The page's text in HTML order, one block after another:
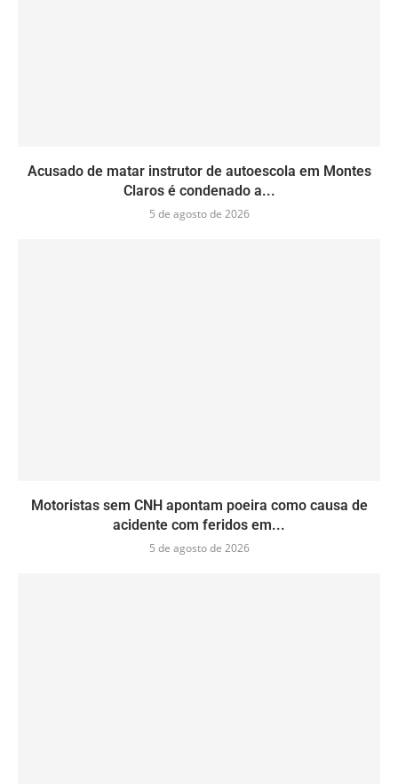
Acusado de matar instrutor de autoescola em Montes
Claros é condenado a...
5 de agosto de 2026
Motoristas sem CNH apontam poeira como causa de
acidente com feridos em...
5 de agosto de 2026